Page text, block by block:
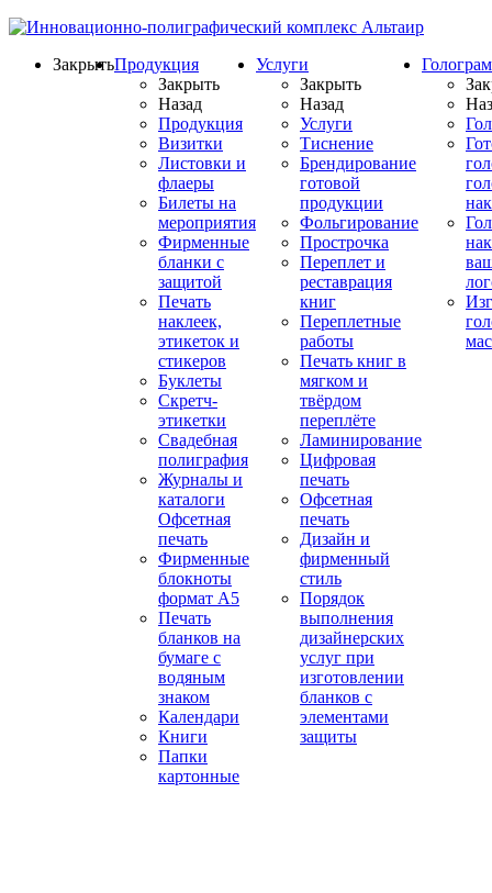
ЗакрытьПродукция
Закрыть
Назад
Продукция
Визитки
Листовки и
флаеры
Билеты на
мероприятия
Фирменные
бланки с
защитой
Печать
наклеек,
этикеток и
стикеров
Буклеты
Скретч-
этикетки
Свадебная
полиграфия
Журналы и
каталоги
Офсетная
печать
Фирменные
блокноты
формат А5
Печать
бланков на
бумаге с
водяным
знаком
Календари
Книги
Папки
картонные
Услуги
Закрыть
Назад
Услуги
Тиснение
Брендирование
готовой
продукции
Фольгирование
Прострочка
Переплет и
реставрация
книг
Переплетные
работы
Печать книг в
мягком и
твёрдом
переплёте
Ламинирование
Цифровая
печать
Офсетная
печать
Дизайн и
фирменный
стиль
Порядок
выполнения
дизайнерских
услуг при
изготовлении
бланков с
элементами
защиты